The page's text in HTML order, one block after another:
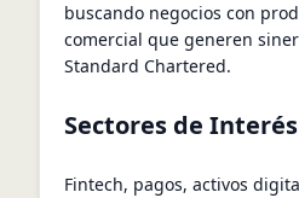
buscando negocios con
comercial que generen
Standard Chartered.
Sectores de Interés
Fintech, pagos, activos